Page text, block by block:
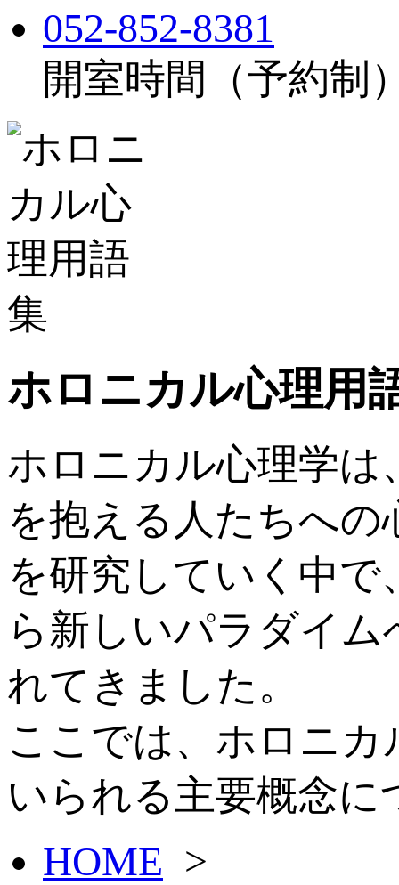
052-852-8381
開室時間（予約制
ホロニカル心理用
ホロニカル心理学は
を抱える人たちへ
を研究していく中
ら新しいパラダイ
れてきました。
ここでは、ホロニ
いられる主要概念
HOME >